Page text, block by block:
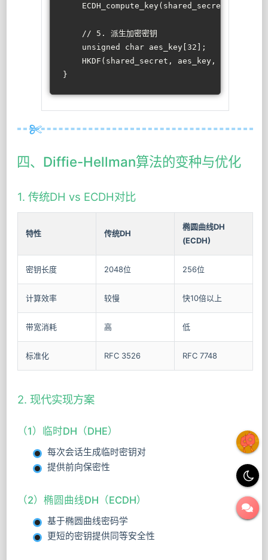
    ECDH_compute_key(shared_secret,
// 5. 派生加密密钥
unsigned
char aes_key[ 32 ];
    HKDF(shared_secret, aes_key,
}
四、Diffie-Hellman算法的变种与优化
1. 传统DH vs ECDH对比
特性 传统DH
椭圆曲线DH
(ECDH)
密钥长度 2048位 256位
计算效率 较慢 快10倍以上
带宽消耗 高 低
标准化 RFC 3526 RFC 7748
2. 现代实现方案
（1）临时DH（DHE）
每次会话生成临时密钥对
提供前向保密性
（2）椭圆曲线DH（ECDH）
基于椭圆曲线密码学
更短的密钥提供同等安全性